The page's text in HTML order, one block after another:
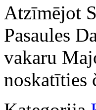
Atzīmējot
Pasaules
vakaru
noskatīties